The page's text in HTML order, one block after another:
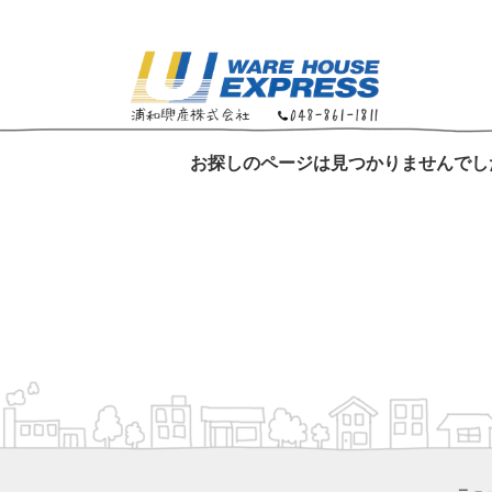
お探しのページは見つかりませんでし